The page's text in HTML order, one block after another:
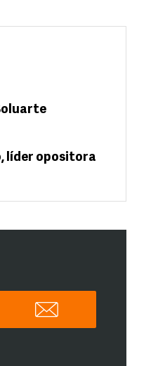
líder opositora